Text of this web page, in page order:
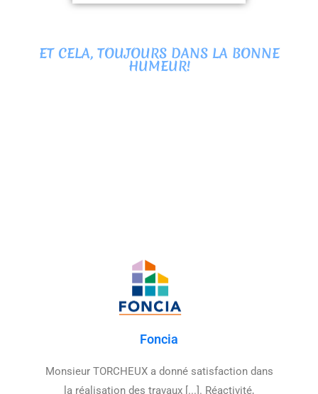
ET CELA, TOUJOURS DANS LA BONNE
HUMEUR!
Foncia
Monsieur TORCHEUX a donné satisfaction dans
la réalisation des travaux [...]. Réactivité,